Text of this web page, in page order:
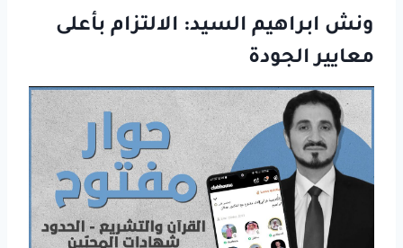
ونش ابراهيم السيد: الالتزام بأعلى
معايير الجودة